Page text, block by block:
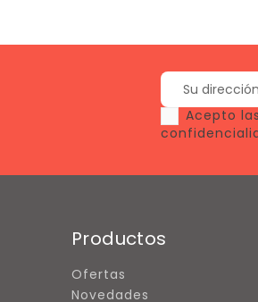
Acepto
Productos
Ofertas
Novedades